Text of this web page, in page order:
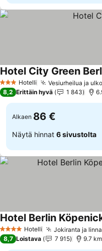
3 Tähtiluokitus
Hotelli Vesiurheilua ja
Hotel City Green
8,2 Erittäin hyvä 1 843
Alkaen 86 €
Näytä hinnat 6 sivustolta
4 Tähtiluokitus
Hotelli Jokiranta ja
Hotel Berlin
8,7 Loistava 7 915 9.7